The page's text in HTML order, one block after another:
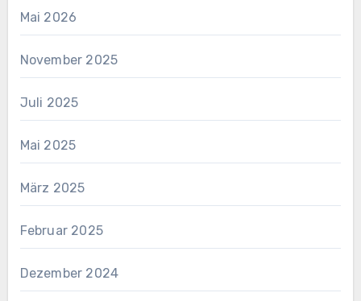
Mai 2026
November 2025
Juli 2025
Mai 2025
März 2025
Februar 2025
Dezember 2024